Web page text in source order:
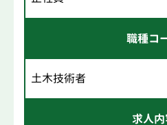
職種コ
土木技術者
求人